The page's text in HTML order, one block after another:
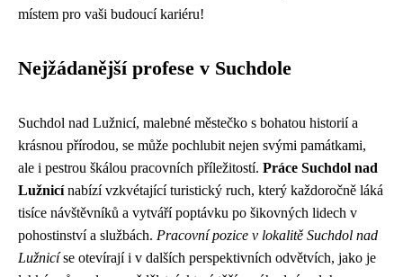
místem pro vaši budoucí kariéru!
Nejžádanější profese v Suchdole
Suchdol nad Lužnicí, malebné městečko s bohatou historií a
krásnou přírodou, se může pochlubit nejen svými památkami,
ale i pestrou škálou pracovních příležitostí. Práce Suchdol nad
Lužnicínabízí vzkvétající turistický ruch, který každoročně láká
tisíce návštěvníků a vytváří poptávku po šikovných lidech v
pohostinství a službách. Pracovní pozice v lokalitě Suchdol nad
Lužnicíse otevírají i v dalších perspektivních odvětvích, jako je